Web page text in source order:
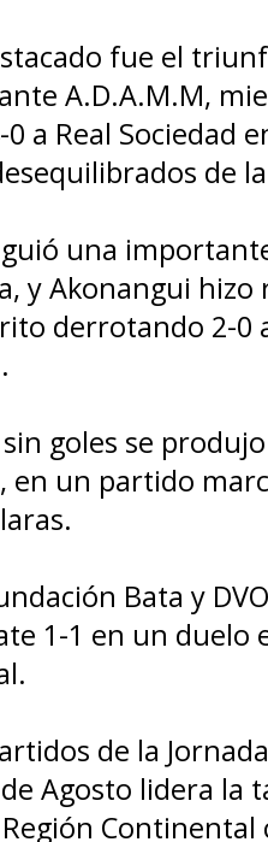
fue el
A.D.A.M.M,
a Real Sociedad
de
una
y Akonangui hizo
derrotando 2-0
goles se
en un partido
Bata y
1-1 en un duelo
de la
Agosto lidera la